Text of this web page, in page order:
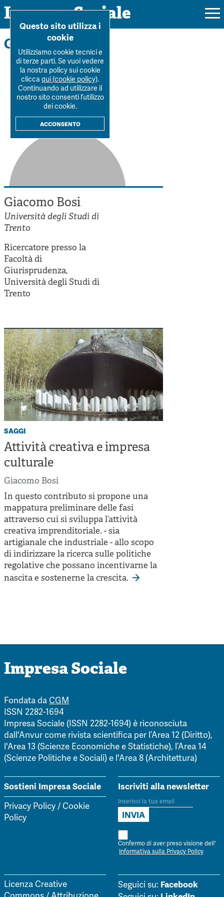
Impresa Sociale
Rivista
Ultimo numero
La Rivista
Submission
Colophon
Autori
Archivio
Argomenti
Forum
Tutti gli articoli
Autori
Argomenti
Dossier
Tutti i dossier
Workshop Impresa Sociale 2021
Impresa sociale, reciprocità e sostenibilità
Innovazione sociale
Cooperative di comunità
Impresa sociale e democrazia
Acini di fuoco - Dossier Mezzogiorno
Valutazione e dintorni
Chi siamo
Contatti
Sostienici
Home Giacomo Bosi
Gli autori
Giacomo Bosi
Università degli Studi di
Trento
Ricercatore presso la
Facoltà di
Giurisprudenza,
Università degli Studi di
Trento
saggi
Attività creativa e impresa
culturale
Giacomo Bosi
In questo contributo si propone una
mappatura preliminare delle fasi
attraverso cui si sviluppa l’attività
creativa imprenditoriale. - sia
artigianale che industriale - allo scopo
di indirizzare la ricerca sulle politiche
regolative che possano incentivarne la
nascita e sostenerne la crescita.
Impresa Sociale
Fondata daCGM
ISSN 2282-1694
Impresa Sociale (ISSN 2282-1694) è riconosciuta
dall'Anvur come rivista scientifica per l’Area 12 (Diritto),
l'Area 13 (Scienze Economiche e Statistiche), l’Area 14
(Scienze Politiche e Sociali) e l'Area 8 (Architettura)
Sostieni Impresa Sociale
Privacy Policy/Cookie
Policy
Iscriviti alla newsletter
Confermo di aver preso visione dell'
Informativa sulla Privacy Policy
Licenza Creative
Seguici su: Facebook
Questo sito utilizza i
cookie
Utilizziamo cookie tecnici e
di terze parti. Se vuoi vedere
la nostra policy sui cookie
cliccaqui (cookie policy).
Continuando ad utilizzare il
nostro sito consenti l’utilizzo
dei cookie.
acconsento